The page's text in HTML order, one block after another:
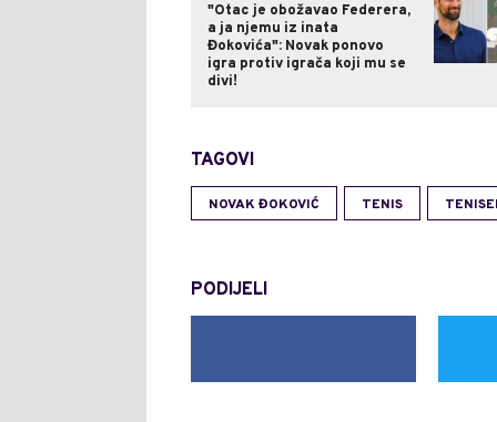
"Otac je obožavao Federera,
a ja njemu iz inata
Đokovića": Novak ponovo
igra protiv igrača koji mu se
divi!
TAGOVI
NOVAK ĐOKOVIĆ TENIS
PODIJELI